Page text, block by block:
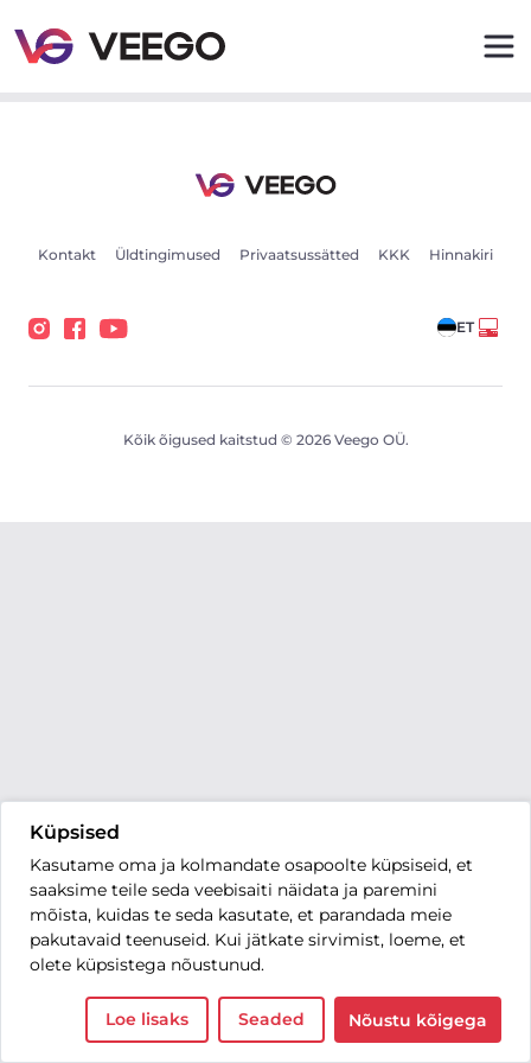
Küpsised
Kasutame oma ja kolmandate osapoolte küpsiseid, et
saaksime teile seda veebisaiti näidata ja paremini
mõista, kuidas te seda kasutate, et parandada meie
pakutavaid teenuseid. Kui jätkate sirvimist, loeme, et
olete küpsistega nõustunud.
Loe lisaks Seaded Nõustu kõigega
Kontakt Üldtingimused Privaatsussätted KKK Hinnakiri
ET
Kõik õigused kaitstud © 2026 Veego OÜ.